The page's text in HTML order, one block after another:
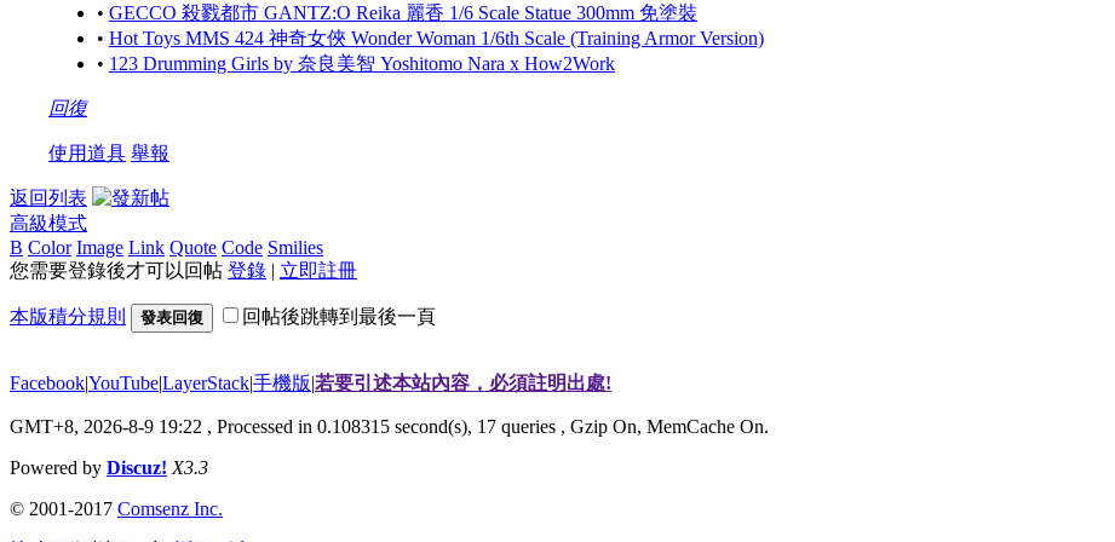
• GECCO 殺戮都市 GANTZ:O Reika 麗香 1/6 Scale Statue 300mm 免塗裝
• Hot Toys MMS 424 神奇女俠 Wonder Woman 1/6th Scale (Training Armor Version)
• 123 Drumming Girls by 奈良美智 Yoshitomo Nara x How2Work
回復
使用道具 舉報
返回列表
高級模式
B Color Image Link Quote Code Smilies
您需要登錄後才可以回帖 登錄 | 立即註冊
本版積分規則 發表回復 回帖後跳轉到最後一頁
Facebook|YouTube|LayerStack|手機版|若要引述本站內容，必須註明出處!
GMT+8, 2026-8-9 19:22 , Processed in 0.108315 second(s), 17 queries , Gzip On, MemCache On.
Powered by Discuz! X3.3
© 2001-2017 Comsenz Inc.